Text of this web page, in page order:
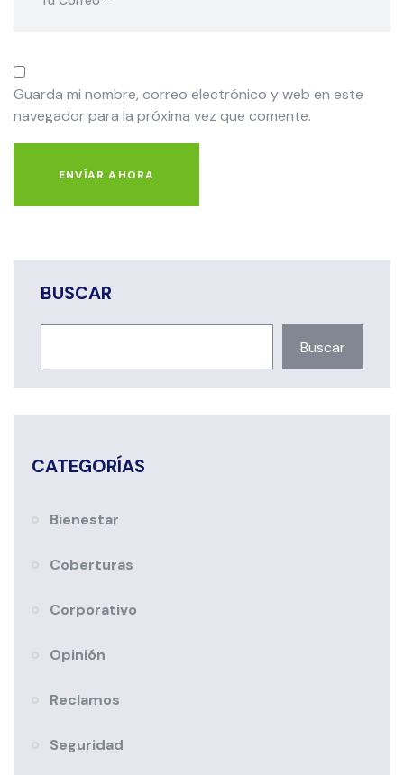
Guarda mi nombre, correo electrónico y web en este
navegador para la próxima vez que comente.
ENVÍAR AHORA
BUSCAR
Buscar
CATEGORÍAS
Bienestar
Coberturas
Corporativo
Opinión
Reclamos
Seguridad